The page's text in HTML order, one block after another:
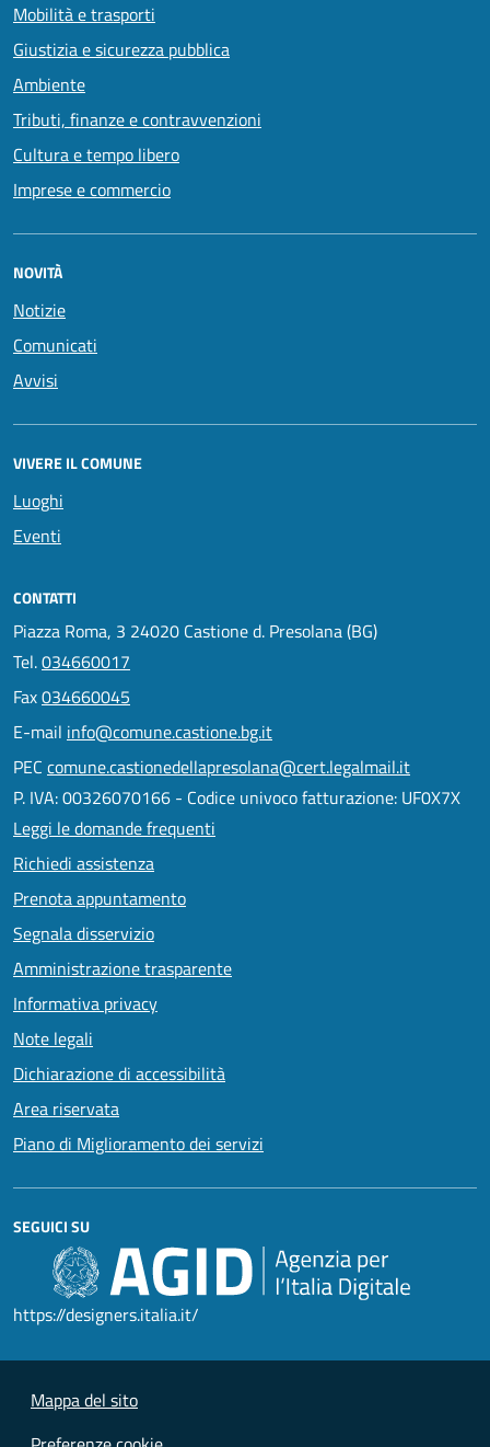
Mobilità e trasporti
Giustizia e sicurezza pubblica
Ambiente
Tributi, finanze e contravvenzioni
Cultura e tempo libero
Imprese e commercio
NOVITÀ
Notizie
Comunicati
Avvisi
VIVERE IL COMUNE
Luoghi
Eventi
CONTATTI
Piazza Roma, 3 24020 Castione d. Presolana (BG)
Tel.034660017
Fax034660045
E-mail info@comune.castione.bg.it
PEC comune.castionedellapresolana@cert.legalmail.it
P. IVA: 00326070166 - Codice univoco fatturazione: UF0X7X
Leggi le domande frequenti
Richiedi assistenza
Prenota appuntamento
Segnala disservizio
Amministrazione trasparente
Informativa privacy
Note legali
Dichiarazione di accessibilità
Area riservata
Piano di Miglioramento dei servizi
SEGUICI SU
https://designers.italia.it/
Mappa del sito